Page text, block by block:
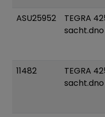
ASU25952
TEGRA
sacht.dno
11482
TEGRA
sacht.dno